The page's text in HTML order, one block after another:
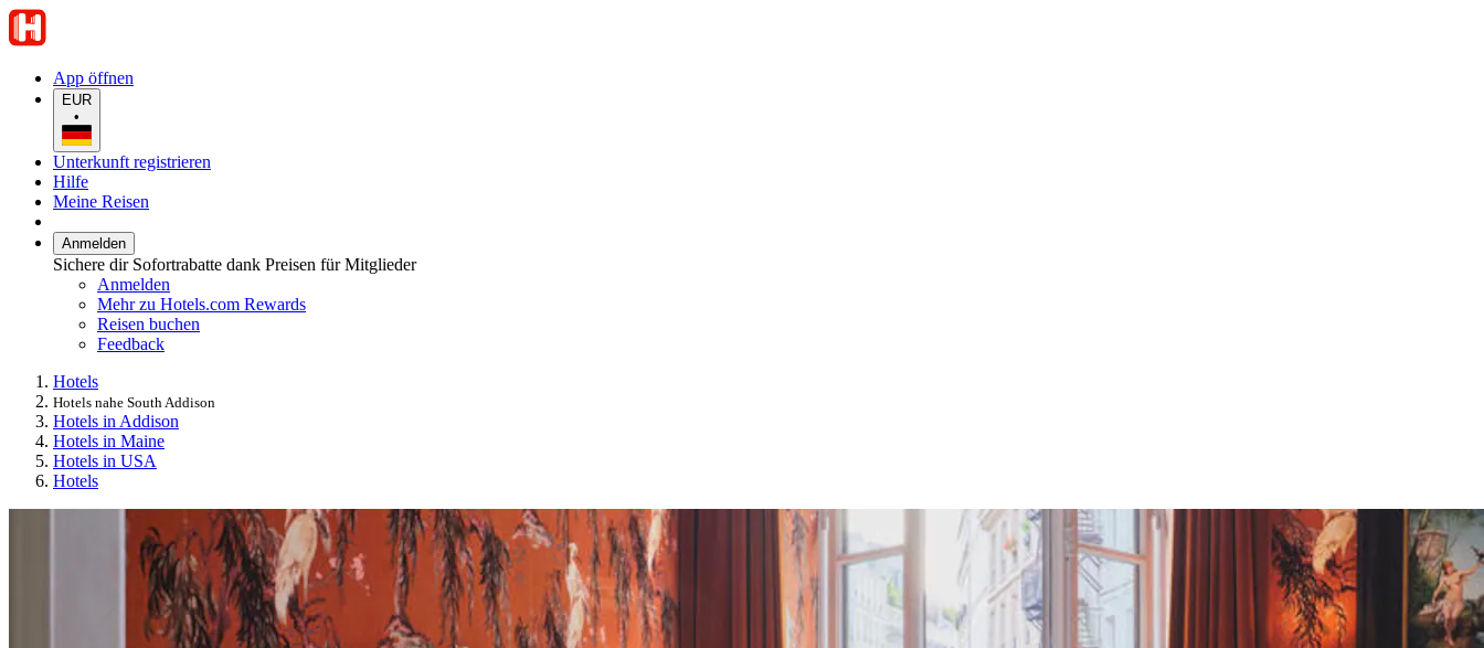
App öffnen
EUR
•
Unterkunft registrieren
Hilfe
Meine Reisen
Anmelden
Sichere dir Sofortrabatte dank Preisen für Mitglieder
Anmelden
Mehr zu Hotels.com Rewards
Reisen buchen
Feedback
Hotels
Hotels nahe South Addison
Hotels in Addison
Hotels in Maine
Hotels in USA
Hotels